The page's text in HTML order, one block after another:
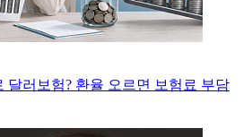
달러보험? 환율 오르면 보험료 부담